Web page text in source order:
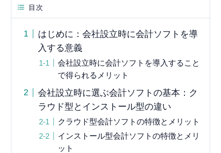
目次
はじめに：会社設立時に会計ソフトを導
入する意義
会社設立時に会計ソフトを導入すること
で得られるメリット
会社設立時に選ぶ会計ソフトの基本：ク
ラウド型とインストール型の違い
クラウド型会計ソフトの特徴とメリット
インストール型会計ソフトの特徴とメリ
ット